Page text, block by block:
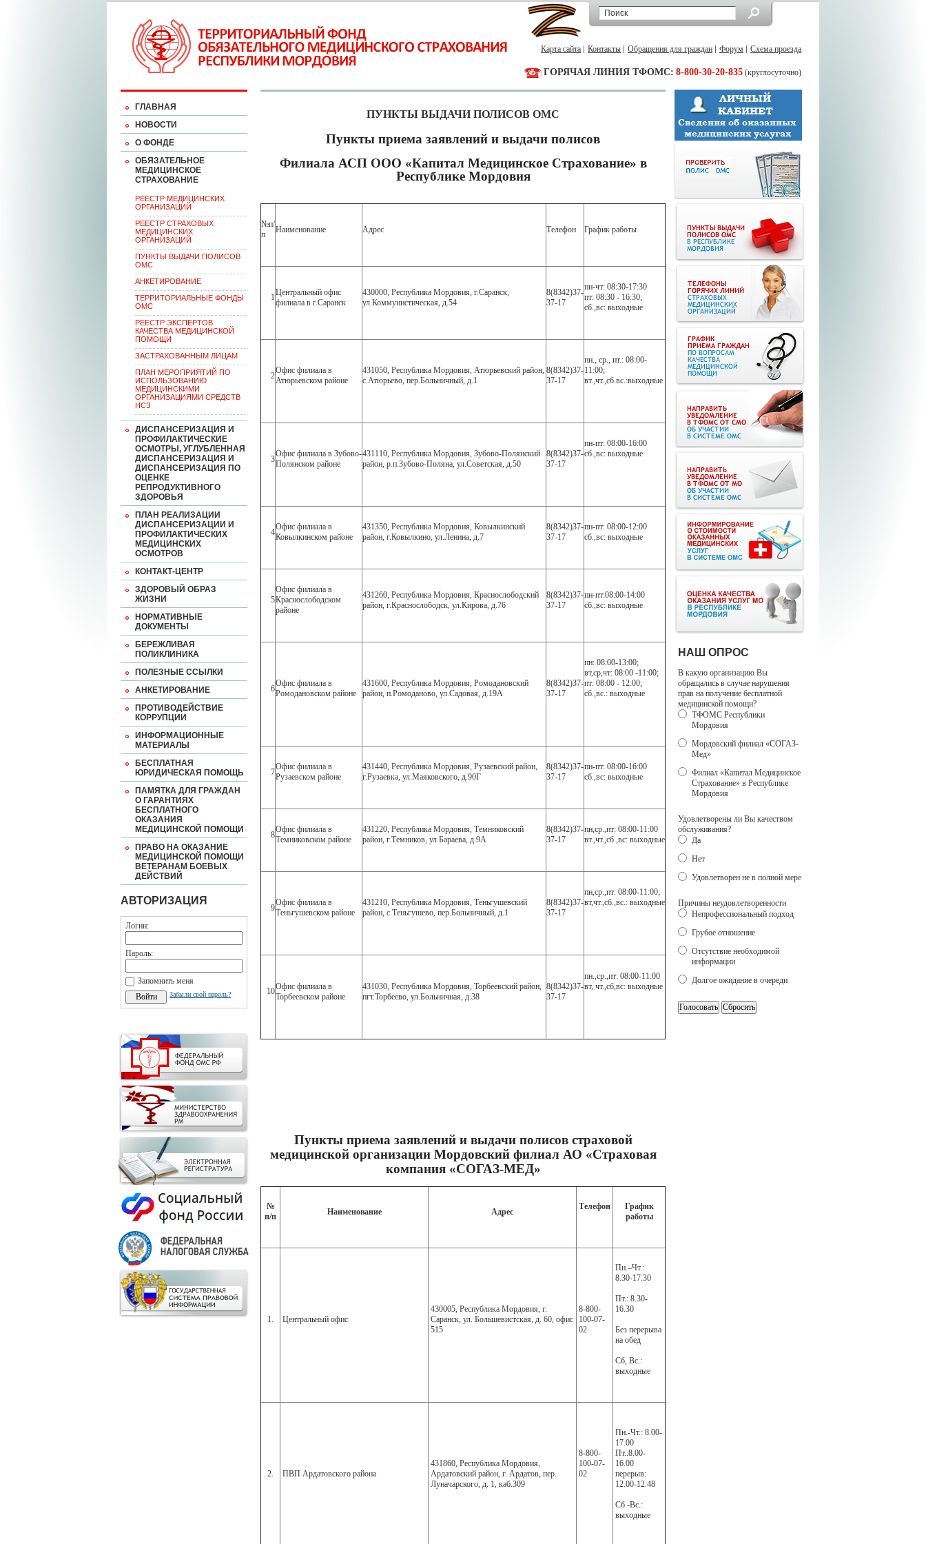
Карта сайта Контакты Обращения для граждан Форум Схема проезда
ГОРЯЧАЯ ЛИНИЯ ТФОМС: 8-800-30-20-835 (круглосуточно)
ГЛАВНАЯ
НОВОСТИ
О ФОНДЕ
ОБЯЗАТЕЛЬНОЕ
МЕДИЦИНСКОЕ
СТРАХОВАНИЕ
РЕЕСТР МЕДИЦИНСКИХ
ОРГАНИЗАЦИЙ
РЕЕСТР СТРАХОВЫХ
МЕДИЦИНСКИХ
ОРГАНИЗАЦИЙ
ПУНКТЫ ВЫДАЧИ ПОЛИСОВ
ОМС
АНКЕТИРОВАНИЕ
ТЕРРИТОРИАЛЬНЫЕ ФОНДЫ
ОМС
РЕЕСТР ЭКСПЕРТОВ
КАЧЕСТВА МЕДИЦИНСКОЙ
ПОМОЩИ
ЗАСТРАХОВАННЫМ ЛИЦАМ
ПЛАН МЕРОПРИЯТИЙ ПО
ИСПОЛЬЗОВАНИЮ
МЕДИЦИНСКИМИ
ОРГАНИЗАЦИЯМИ СРЕДСТВ
НСЗ
ДИСПАНСЕРИЗАЦИЯ И
ПРОФИЛАКТИЧЕСКИЕ
ОСМОТРЫ, УГЛУБЛЕННАЯ
ДИСПАНСЕРИЗАЦИЯ И
ДИСПАНСЕРИЗАЦИЯ ПО
ОЦЕНКЕ
РЕПРОДУКТИВНОГО
ЗДОРОВЬЯ
ПЛАН РЕАЛИЗАЦИИ
ДИСПАНСЕРИЗАЦИИ И
ПРОФИЛАКТИЧЕСКИХ
МЕДИЦИНСКИХ
ОСМОТРОВ
КОНТАКТ-ЦЕНТР
ЗДОРОВЫЙ ОБРАЗ
ЖИЗНИ
НОРМАТИВНЫЕ
ДОКУМЕНТЫ
БЕРЕЖЛИВАЯ
ПОЛИКЛИНИКА
ПОЛЕЗНЫЕ ССЫЛКИ
АНКЕТИРОВАНИЕ
ПРОТИВОДЕЙСТВИЕ
КОРРУПЦИИ
ИНФОРМАЦИОННЫЕ
МАТЕРИАЛЫ
БЕСПЛАТНАЯ
ЮРИДИЧЕСКАЯ ПОМОЩЬ
ПАМЯТКА ДЛЯ ГРАЖДАН
О ГАРАНТИЯХ
БЕСПЛАТНОГО
ОКАЗАНИЯ
МЕДИЦИНСКОЙ ПОМОЩИ
ПРАВО НА ОКАЗАНИЕ
МЕДИЦИНСКОЙ ПОМОЩИ
ВЕТЕРАНАМ БОЕВЫХ
ДЕЙСТВИЙ
АВТОРИЗАЦИЯ
Логин:
Пароль:
Запомнить меня
Забыли свой пароль?
ПУНКТЫ ВЫДАЧИ ПОЛИСОВ ОМС
Пункты приема заявлений и выдачи полисов
Филиала АСП ООО «Капитал Медицинское Страхование» в
Республике Мордовия
№п/
п
Наименование Адрес Телефон График работы
1Центральный офис
филиала в г.Саранск
430000, Республика Мордовия, г.Саранск,
ул.Коммунистическая, д.54
8(8342)37-
37-17
пн-чт: 08:30-17:30
пт: 08:30 - 16:30;
сб.,вс: выходные
2
Офис филиала в
Атюрьевском районе
431050, Республика Мордовия, Атюрьевский район,
с.Атюрьево, пер.Больничный, д.1
8(8342)37-
37-17
пн., ср., пт.: 08:00-
11:00;
вт.,чт.,сб.вс.:выходные
3
Офис филиала в Зубово-
Полянском районе
431110, Республика Мордовия, Зубово-Полянский
район, р.п.Зубово-Поляна, ул.Советская, д.50
8(8342)37-
37-17
пн-пт: 08:00-16:00
сб.,вс: выходные
4
Офис филиала в
Ковылкинском районе
431350, Республика Мордовия, Ковылкинский
район, г.Ковылкино, ул.Ленина, д.7
8(8342)37-
37-17
пн-пт: 08:00-12:00
сб.,вс: выходные
5
Офис филиала в
Краснослободском
районе
431260, Республика Мордовия, Краснослободский
район, г.Краснослободск, ул.Кирова, д.76
8(8342)37-
37-17
пн-пт:08:00-14:00
сб.,вс: выходные
6
Офис филиала в
Ромодановском районе
431600, Республика Мордовия, Ромодановский
район, п.Ромоданово, ул.Садовая, д.19А
8(8342)37-
37-17
пн: 08:00-13:00;
вт,ср,чт: 08:00 -11:00;
пт: 08:00 - 12:00;
сб.,вс.: выходные
7
Офис филиала в
Рузаевском районе
431440, Республика Мордовия, Рузаевский район,
г.Рузаевка, ул.Маяковского, д.90Г
8(8342)37-
37-17
пн-пт: 08:00-16:00
сб.,вс: выходные
8
Офис филиала в
Темниковском районе
431220, Республика Мордовия, Темниковский
район, г.Темников, ул.Бараева, д.9А
8(8342)37-
37-17
пн,ср.,пт: 08:00-11:00
вт.,чт.,сб.,вс: выходные
9
Офис филиала в
Теньгушевском районе
431210, Республика Мордовия, Теньгушевский
район, с.Теньгушево, пер.Больничный, д.1
8(8342)37-
37-17
пн,ср.,пт: 08:00-11:00;
вт,чт.,сб.,вс.: выходные
10Офис филиала в
Торбеевском районе
431030, Республика Мордовия, Торбеевский район,
пгт.Торбеево, ул.Больничная, д.38
8(8342)37-
37-17
пн.,ср.,пт: 08:00-11:00
вт, чт.,сб,вс: выходные
Пункты приема заявлений и выдачи полисов страховой
медицинской организации Мордовский филиал АО «Страховая
компания «СОГАЗ-МЕД»
№
п/п
Наименование Адрес
Телефон
График
работы
1. Центральный офис
430005, Республика Мордовия, г.
Саранск, ул. Большевистская, д. 60, офис
515
8-800-
100-07-
02
Пн.–Чт.:
8.30-17.30
Пт.: 8.30-
16.30
Без перерыва
на обед
Сб, Вс.:
выходные
2. ПВП Ардатовского района
431860, Республика Мордовия,
Ардатовский район, г. Ардатов, пер.
Луначарского, д. 1, каб.309
8-800-
100-07-
02
Пн.-Чт.: 8.00-
17.00
Пт.:8.00-
16.00
перерыв:
12.00-12.48
Сб.-Вс.:
выходные
НАШ ОПРОС
В какую организацию Вы
обращались в случае нарушения
прав на получение бесплатной
медицинской помощи?
ТФОМС Республики
Мордовия
Мордовский филиал «СОГАЗ-
Мед»
Филиал «Капитал Медицинское
Страхование» в Республике
Мордовия
Удовлетворены ли Вы качеством
обслуживания?
Да
Нет
Удовлетворен не в полной мере
Причины неудовлетворенности
Непрофессиональный подход
Грубое отношение
Отсутствие необходимой
информации
Долгое ожидание в очереди